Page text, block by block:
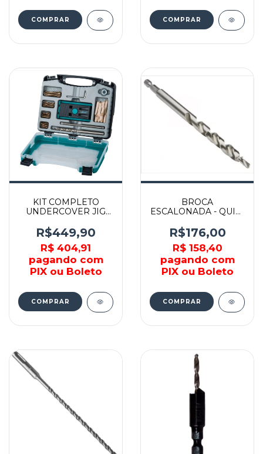
COMPRAR
KIT COMPLETO
UNDERCOVER JIG
SEXTAVADA+PARAFUSOS+TAMPÕES)
- 464200 -
WOLFCRAFT
R$449,90
R$ 404,91
pagando com
PIX ou Boleto
COMPRAR
BROCA
ESCALONADA - QUIK-
R$176,00
R$ 158,40
pagando com
PIX ou Boleto
COMPRAR